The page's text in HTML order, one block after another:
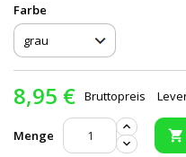
Farbe
8,95 € Bruttopreis
Menge 